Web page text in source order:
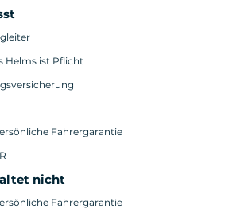
Helms ist Pflicht
Fahrergarantie
nicht
Fahrergarantie